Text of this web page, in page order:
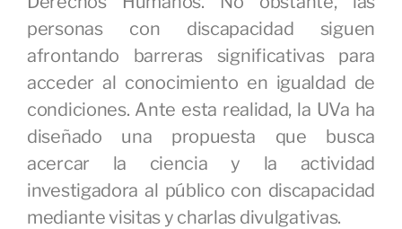
personas con discapacidad siguen
afrontando barreras significativas para
acceder al conocimiento en igualdad de
condiciones. Ante esta realidad, la UVa ha
diseñado una propuesta que busca
acercar la ciencia y la actividad
investigadora al público con discapacidad
mediante visitas y charlas divulgativas.